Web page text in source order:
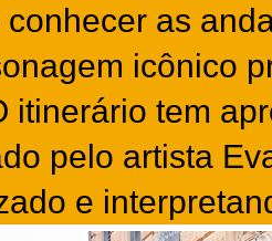
conhecer as
icônico
itinerário tem
pelo artista
e